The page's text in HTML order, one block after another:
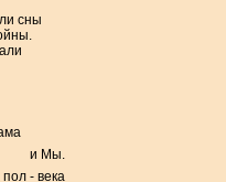
сны
и Мы.
- века